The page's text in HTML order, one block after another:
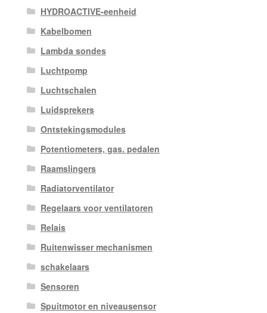
HYDROACTIVE-eenheid
Kabelbomen
Lambda sondes
Luchtpomp
Luchtschalen
Luidsprekers
Ontstekingsmodules
Potentiometers, gas. pedalen
Raamslingers
Radiatorventilator
Regelaars voor ventilatoren
Relais
Ruitenwisser mechanismen
schakelaars
Sensoren
Spuitmotor en niveausensor